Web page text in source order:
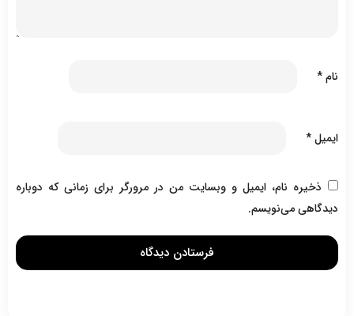
نام*
ایمیل*
ذخیره نام، ایمیل و وبسایت من در مرورگر برای زمانی که دوباره
دیدگاهی می‌نویسم.